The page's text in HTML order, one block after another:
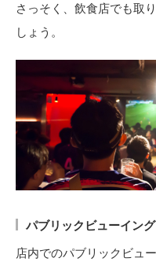
さっそく、飲食店でも取
しょう。
パブリックビューイング
店内でのパブリックビュ